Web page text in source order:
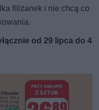
filiżanek i nie chcą co
od 29 lipca do 4